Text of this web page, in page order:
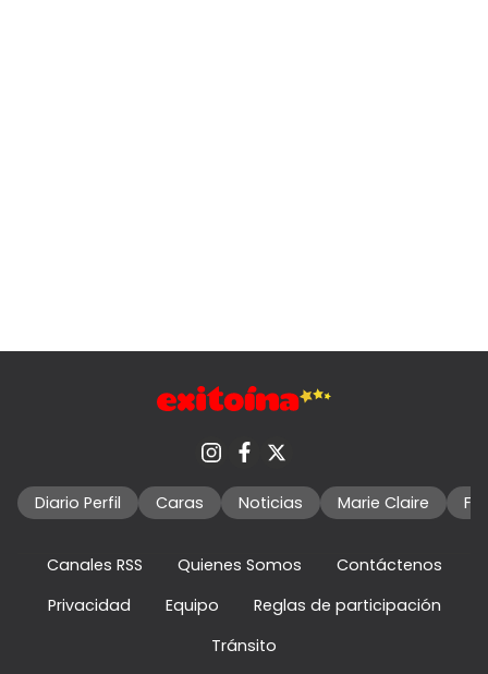
Diario Perfil Caras Noticias Marie Claire
Canales RSS Quienes Somos
Contáctenos
Privacidad
Equipo
Reglas de participación
Tránsito